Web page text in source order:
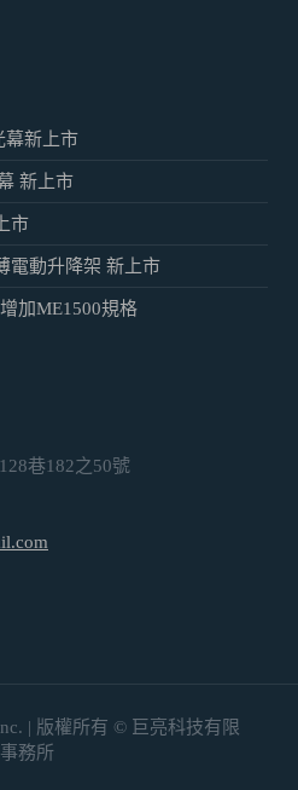
新上市
新上市
市
電動升降架 新上市
巷182之50號